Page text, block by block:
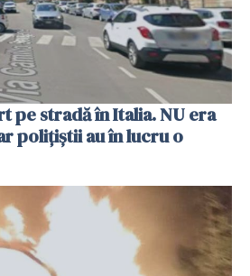
pe stradă în Italia. NU era
polițiștii au în lucru o